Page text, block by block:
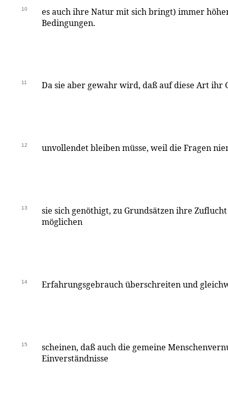
10
es auch ihre Natur mit sich bringt) immer
Bedingungen.
11 Da sie aber gewahr wird, daß auf diese Art ihr
12 unvollendet bleiben müsse, weil die Fragen
13
sie sich genöthigt, zu Grundsätzen ihre
möglichen
14 Erfahrungsgebrauch überschreiten und
15
scheinen, daß auch die gemeine
Einverständnisse